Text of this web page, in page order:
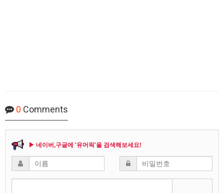
0 Comments
▶ 네이버,구글에 '유머픽'을 검색해보세요!